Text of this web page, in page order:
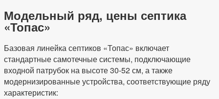
Модельный ряд, цены септика
«Топас»
Базовая линейка септиков «Топас» включает
стандартные самотечные системы, подключающие
входной патрубок на высоте 30-52 см, а также
модернизированные устройства, соответствующие ряду
характеристик: